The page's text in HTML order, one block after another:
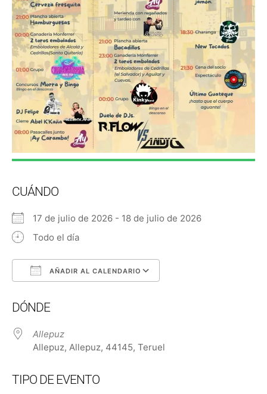
CUÁNDO
17 de julio de 2026 - 18 de julio de 2026
Todo el día
AÑADIR AL CALENDARIO
DÓNDE
Allepuz
Allepuz, Allepuz, 44145, Teruel
TIPO DE EVENTO